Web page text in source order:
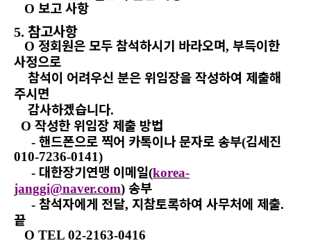
O 보고 사항
5. 참고사항
O 정회원은 모두 참석하시기 바라오며, 부득이한
사정으로
참석이 어려우신 분은 위임장을 작성하여 제출해
주시면
감사하겠습니다.
O 작성한 위임장 제출 방법
- 핸드폰으로 찍어 카톡이나 문자로 송부(김세진
010-7236-0141)
- 대한장기연맹 이메일(korea-
janggi@naver.com) 송부
- 참석자에게 전달, 지참토록하여 사무처에 제출.
끝
O TEL 02-2163-0416